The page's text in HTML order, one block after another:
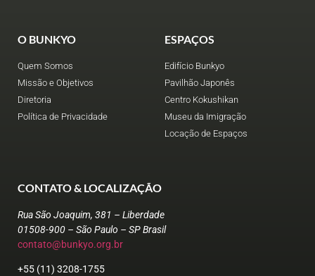
O BUNKYO
Quem Somos
Missão e Objetivos
Diretoria
Política de Privacidade
ESPAÇOS
Edifício Bunkyo
Pavilhão Japonês
Centro Kokushikan
Museu da Imigração
Locação de Espaços
CONTATO & LOCALIZAÇÃO
Rua São Joaquim, 381 – Liberdade
01508-900 – São Paulo – SP Brasil
contato@bunkyo.org.br
+55 (11) 3208-1755